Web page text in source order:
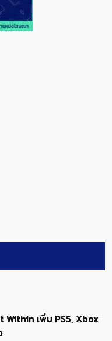
Within เพิ่ม PS5, Xbox